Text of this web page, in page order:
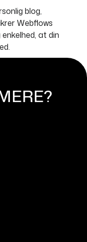
blog,
Webflows
at din